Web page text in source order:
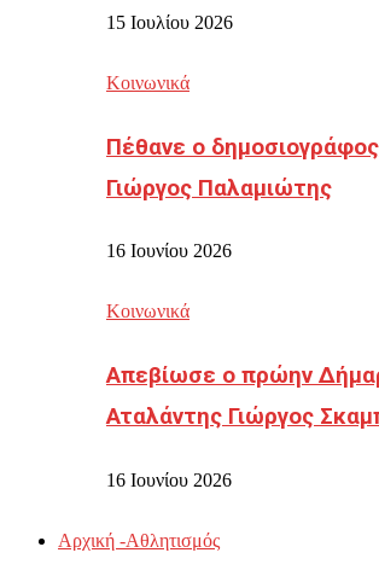
15 Ιουλίου 2026
Κοινωνικά
Πέθανε ο
Γιώργος Παλαμιώτης
16 Ιουνίου 2026
Κοινωνικά
Απεβίωσε ο πρώην
Αταλάντης Γιώργος
16 Ιουνίου 2026
Αρχική -Αθλητισμός